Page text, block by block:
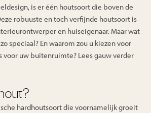
is er één houtsoort die boven de
robuuste en toch verfijnde houtsoort is
en huiseigenaar. Maar wat
speciaal? En waarom zou u kiezen voor
voor uw buitenruimte? Lees gauw verder
hardhoutsoort die voornamelijk groeit